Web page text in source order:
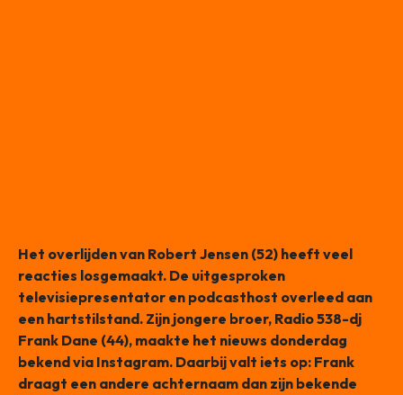
Het overlijden van Robert Jensen (52) heeft veel
reacties losgemaakt. De uitgesproken
televisiepresentator en podcasthost overleed aan
een hartstilstand. Zijn jongere broer, Radio 538-dj
Frank Dane (44), maakte het nieuws donderdag
bekend via Instagram. Daarbij valt iets op: Frank
draagt een andere achternaam dan zijn bekende